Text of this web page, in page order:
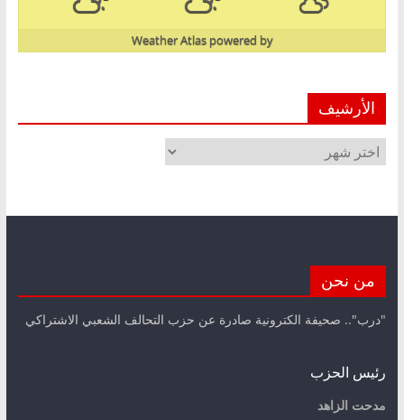
powered by
Weather Atlas
الأرشيف
الأرشيف
من نحن
"درب".. صحيفة الكترونية صادرة عن حزب التحالف الشعبي الاشتراكي
رئيس الحزب
مدحت الزاهد